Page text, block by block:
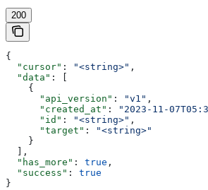
200
{
  "cursor"
: "<string>" ,
  "data"
: [
    {
      "api_version"
: "v1" ,
      "created_at"
: "2023-11-
      "id"
: "<string>" ,
      "target"
:
"<string>"
    }
  ],
  "has_more"
: true ,
  "success"
: true
}